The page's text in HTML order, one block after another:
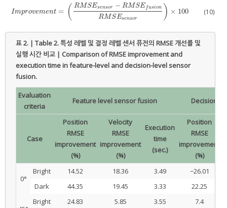
Improvement = ( RMSEsensor − RMSE fusion
RMSEsensor ) × 100
Improvement=RM S Esensor−RMSEfusionRMSEsensor ×100 (10)
표 2. | Table 2.특성 레벨 및 결정 레벨 센서 퓨전의 RMSE 개선률 및
실행 시간 비교 | Comparison of RMSE improvement and
execution time in feature-level and decision-level sensor
fusion.
Evaluation
criteria
Feature level sensor fusion Decision
Case
Position
RMSE
improvement
(%)
Velocity
RMSE
improvement
(%)
Execution
time
(sec.)
Position
RMSE
improvement
(%)
0°
Bright 14.52 18.36 3.49
−26.01
Dark
44.35 19.45 3.33 22.25
Bright 24.83 5.85 3.55 7.4